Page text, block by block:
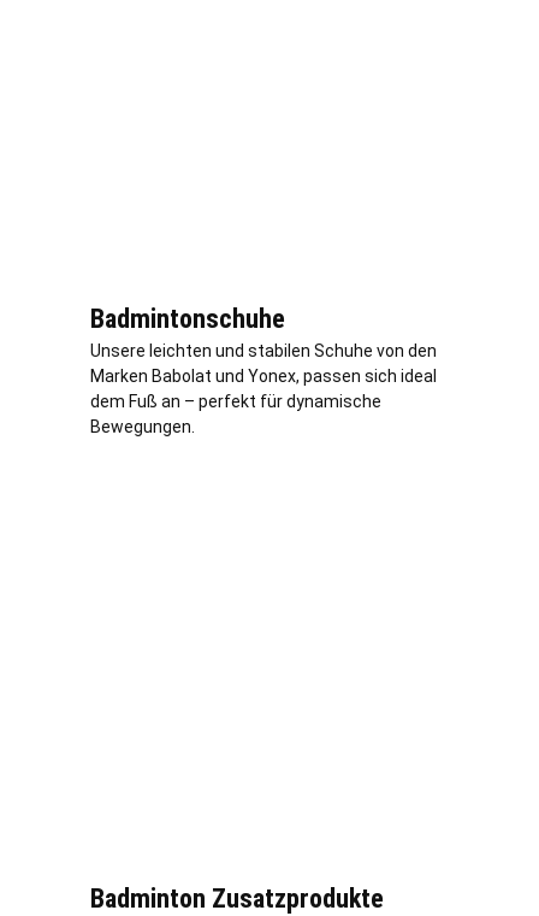
Badmintonschuhe
Unsere leichten und stabilen Schuhe von den
Marken Babolat und Yonex, passen sich ideal
dem Fuß an – perfekt für dynamische
Bewegungen.
Badminton Zusatzprodukte